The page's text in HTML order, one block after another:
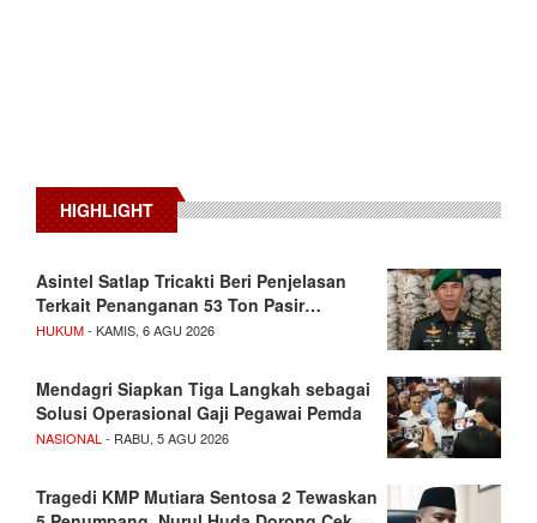
HIGHLIGHT
Asintel Satlap Tricakti Beri Penjelasan
Terkait Penanganan 53 Ton Pasir…
HUKUM- KAMIS, 6 AGU 2026
Mendagri Siapkan Tiga Langkah sebagai
Solusi Operasional Gaji Pegawai Pemda
NASIONAL - RABU, 5 AGU 2026
Tragedi KMP Mutiara Sentosa 2 Tewaskan